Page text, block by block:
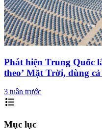
Phát hiện Trung Quốc
theo’ Mặt Trời, dùng
3 tuần trước
format_list_bulleted
Mục lục